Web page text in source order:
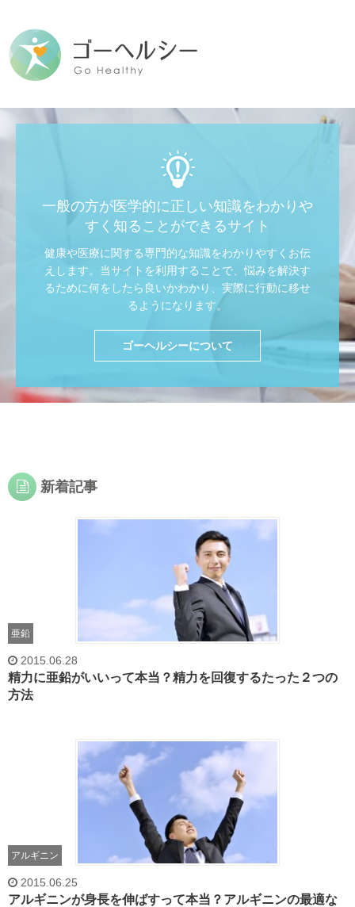
一般の方が医学的に正しい知識をわかりや
すく知ることができるサイト
健康や医療に関する専門的な知識をわかりやすくお伝
えします。当サイトを利用することで、悩みを解決す
るために何をしたら良いかわかり、実際に行動に移せ
るようになります。
ゴーヘルシーについて
新着記事
亜鉛
2015.06.28
精力に亜鉛がいいって本当？精力を回復するたった２つの
方法
アルギニン
2015.06.25
アルギニンが身長を伸ばすって本当？アルギニンの最適な